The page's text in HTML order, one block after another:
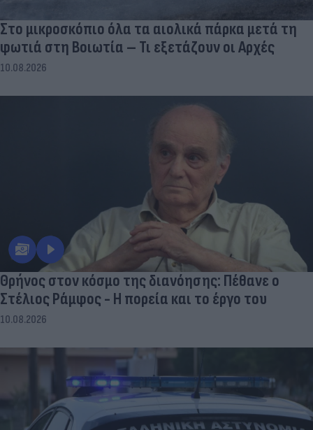
Στο μικροσκόπιο όλα τα αιολικά πάρκα μετά τη
φωτιά στη Βοιωτία – Τι εξετάζουν οι Αρχές
10.08.2026
Θρήνος στον κόσμο της διανόησης: Πέθανε ο
Στέλιος Ράμφος - Η πορεία και το έργο του
10.08.2026